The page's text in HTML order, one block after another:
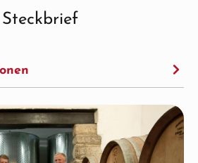
Steckbrief